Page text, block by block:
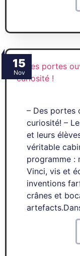
15
Nov
– Des portes
curiosité! –
et leurs
véritable
programme :
Vinci, vis et
inventions
crânes et